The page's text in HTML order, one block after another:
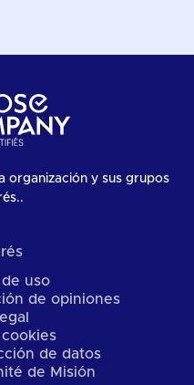
organización y sus grupos
uso
de opiniones
de datos
de Misión